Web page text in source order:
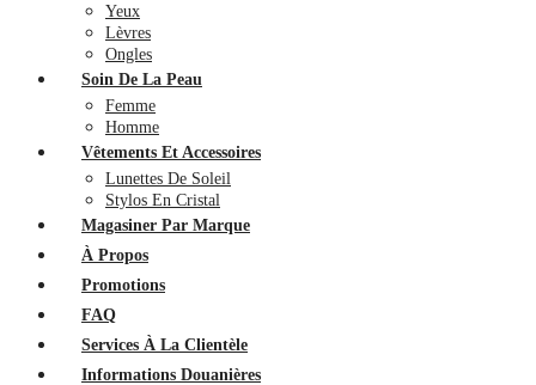
Yeux
Lèvres
Ongles
Soin De La Peau
Femme
Homme
Vêtements Et Accessoires
Lunettes De Soleil
Stylos En Cristal
Magasiner Par Marque
À Propos
Promotions
FAQ
Services À La Clientèle
Informations Douanières